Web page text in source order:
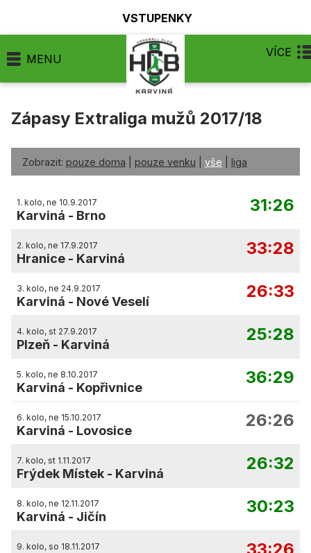
VSTUPENKY
MENU VÍCE
Zápasy Extraliga mužů 2017/18
Zobrazit: pouze doma pouze venku vše liga
1. kolo, ne 10.9.2017
Karviná - Brno
31:26
2. kolo, ne 17.9.2017
Hranice - Karviná
33:28
3. kolo, ne 24.9.2017
Karviná - Nové Veselí
26:33
4. kolo, st 27.9.2017
Plzeň - Karviná
25:28
5. kolo, ne 8.10.2017
Karviná - Kopřivnice
36:29
6. kolo, ne 15.10.2017
Karviná - Lovosice
26:26
7. kolo, st 1.11.2017
Frýdek Místek - Karviná
26:32
8. kolo, ne 12.11.2017
Karviná - Jičín
30:23
9. kolo, so 18.11.2017